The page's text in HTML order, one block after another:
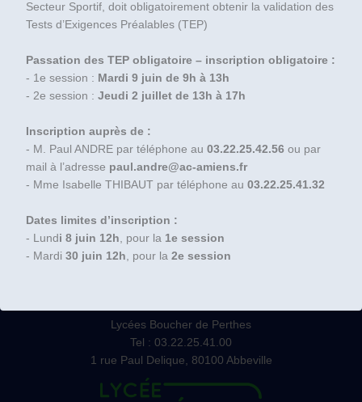
Secteur Sportif, doit obligatoirement obtenir la validation des
Tests d’Exigences Préalables (TEP)
Passation des TEP obligatoire – inscription obligatoire :
- 1e session : Mardi 9 juin de 9h à 13h
- 2e session : Jeudi 2 juillet de 13h à 17h
Inscription auprès de :
- M. Paul ANDRE par téléphone au 03.22.25.42.56 ou par
mail à l’adresse paul.andre@ac-amiens.fr
- Mme Isabelle THIBAUT par téléphone au 03.22.25.41.32
Dates limites d’inscription :
- Lund i 8 juin 12h, pour la 1e session
- Mardi 30 juin 12h, pour la 2e session
Lycées Boucher de Perthes
Tel : 03.22.25.41.00
1 rue Paul Delique, 80100 Abbeville